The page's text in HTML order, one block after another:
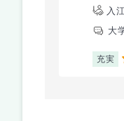
入
大
充実